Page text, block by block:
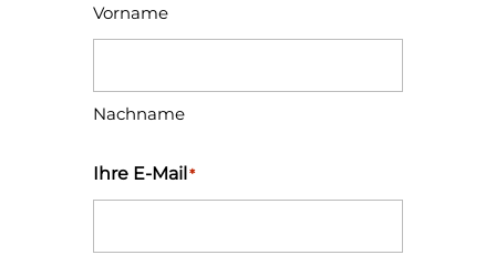
Vorname
Nachname
Ihre E-Mail*